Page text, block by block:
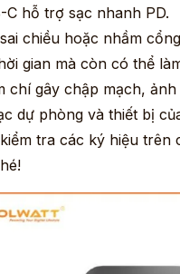
C hỗ trợ sạc nhanh PD.
chiều hoặc nhầm
gian mà còn có thể
chí gây chập mạch,
dự phòng và thiết bị
tra các ký hiệu trên